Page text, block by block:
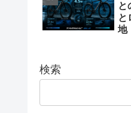
と
と
地
検索